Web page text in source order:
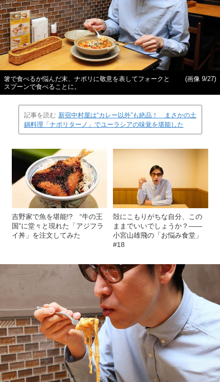
箸で食べるか悩んだ末、ナポリに敬意を表してフォークと
スプーンで食べることに。
(画像 9/27)
記事を読む 新宿中村屋は“カレー以外”も絶品！ まさかの土
鍋料理「ナポリターノ」でユーラシアの味覚を堪能した
吉野家で魚を堪能!? “牛の王
国”に堂々と現れた「アジフラ
イ丼」を注文してみた
殻にこもりがちな自分、この
ままでいいでしょうか？――
小宮山雄飛の「お悩み食堂」
#18